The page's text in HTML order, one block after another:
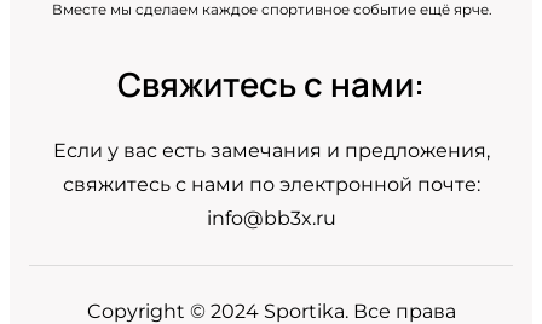
Вместе мы сделаем каждое спортивное событие ещё ярче.
Свяжитесь с нами:
Если у вас есть замечания и предложения,
свяжитесь с нами по электронной почте:
info@bb3x.ru
Copyright © 2024 Sportika. Все права